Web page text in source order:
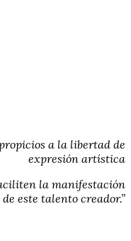
a la libertad de
expresión artística
la manifestación
de este talento creador.”